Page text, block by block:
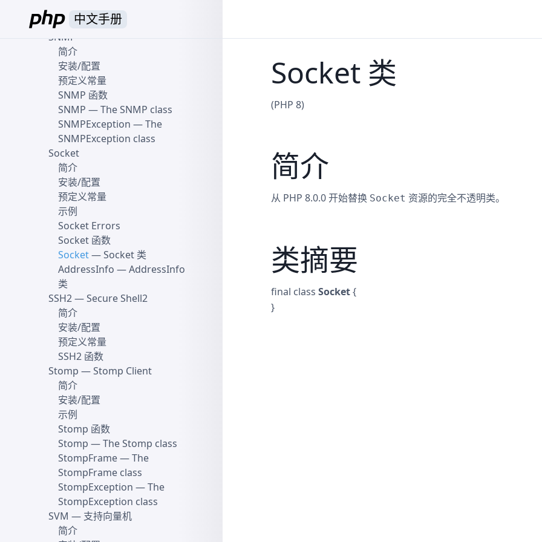
中文手册
Socket 类
(PHP 8)
简介
从 PHP 8.0.0 开始替换 Socket 资源的完全不透明类。
类摘要
final class Socket{
}
Scoutapm 函数
SNMP
简介
安装/配置
预定义常量
SNMP 函数
SNMP — The SNMP class
SNMPException — The
SNMPException class
Socket
简介
安装/配置
预定义常量
示例
Socket Errors
Socket 函数
Socket— Socket 类
AddressInfo — AddressInfo
类
SSH2— Secure Shell2
简介
安装/配置
预定义常量
SSH2 函数
Stomp — Stomp Client
简介
安装/配置
示例
Stomp 函数
Stomp — The Stomp class
StompFrame— The
StompFrame class
StompException — The
StompException class
SVM — 支持向量机
简介